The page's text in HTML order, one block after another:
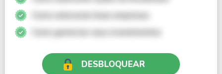
Como selecionar boas empresas
Como gerenciar seus investimentos
DESBLOQUEAR